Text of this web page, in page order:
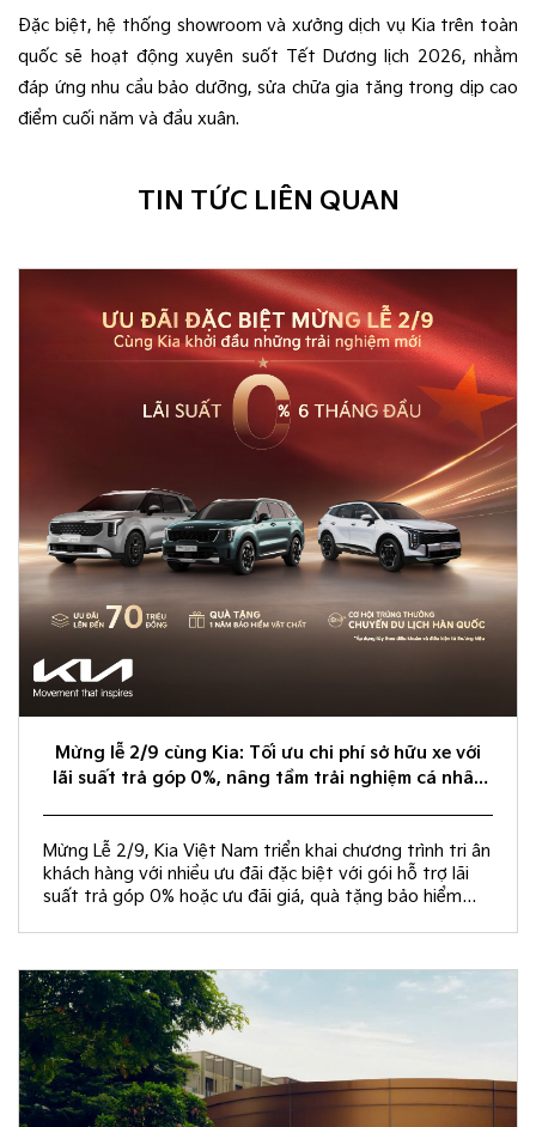
Đặc biệt, hệ thống showroom và xưởng dịch vụ Kia trên toàn
quốc sẽ hoạt động xuyên suốt Tết Dương lịch 2026, nhằm
đáp ứng nhu cầu bảo dưỡng, sửa chữa gia tăng trong dịp cao
điểm cuối năm và đầu xuân.
TIN TỨC LIÊN QUAN
Mừng lễ 2/9 cùng Kia: Tối ưu chi phí sở hữu xe với
lãi suất trả góp 0%, nâng tầm trải nghiệm cá nhân
Mừng Lễ 2/9, Kia Việt Nam triển khai chương trình tri ân
khách hàng với nhiều ưu đãi đặc biệt với gói hỗ trợ lãi
suất trả góp 0% hoặc ưu đãi giá, quà tặng bảo hiểm